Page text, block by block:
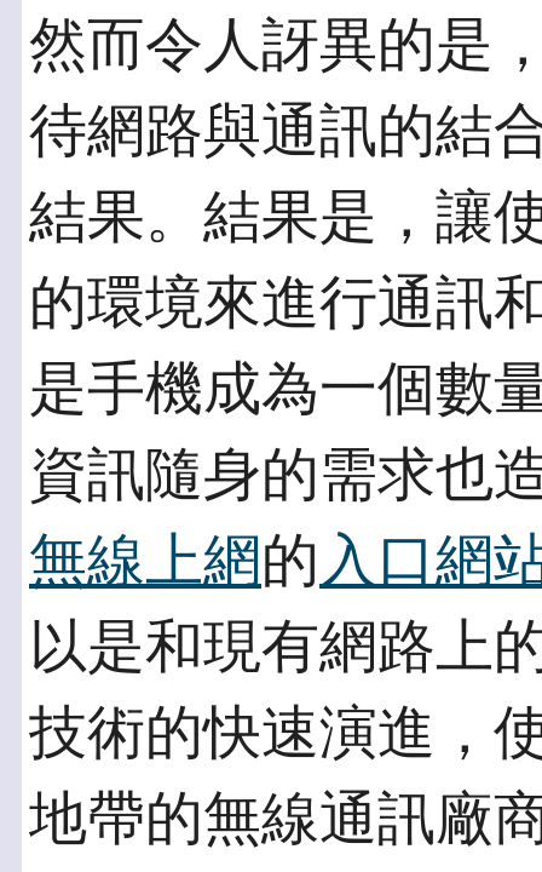
然而令人訝異的是
待網路與通訊的結
結果。結果是，讓
的環境來進行通訊
是手機成為一個數
資訊隨身的需求也
無線上網的 入口網
以是和現有網路上
技術的快速演進，
地帶的無線通訊廠